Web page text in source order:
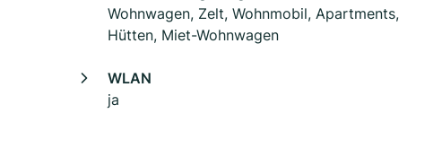
Wohnwagen, Zelt, Wohnmobil, Apartments,
Hütten, Miet-Wohnwagen
WLAN
ja